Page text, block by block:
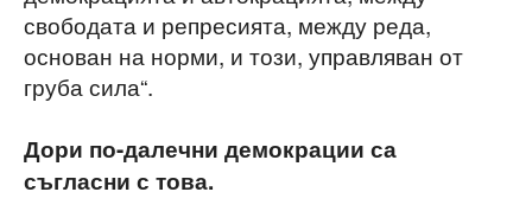
свободата и репресията, между реда,
основан на норми, и този, управляван от
груба сила“.
Дори по-далечни демокрации са
съгласни с това.